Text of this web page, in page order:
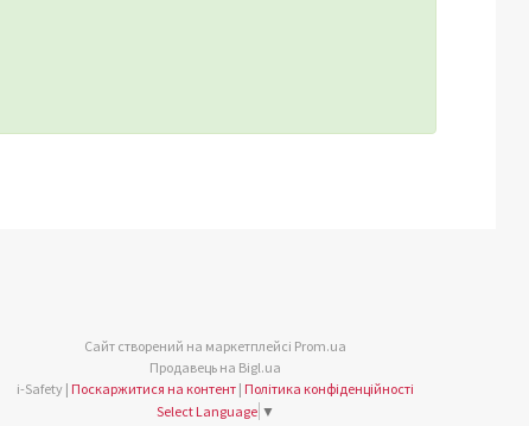
Сайт створений на маркетплейсі Prom.ua
Продавець на Bigl.ua
i-Safety | Поскаржитися на контент | Політика конфіденційності
Select Language ▼